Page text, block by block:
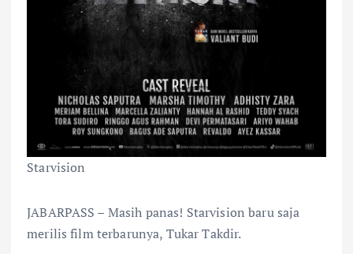
Starvision
JABARPASS – Masih panas! Starvision baru saja
merilis film terbarunya, Tukar Takdir.